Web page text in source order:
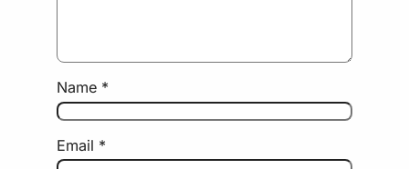
Name *
Email *